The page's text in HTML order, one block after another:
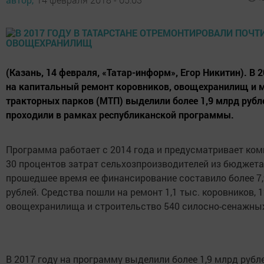
(Казань, 14 февраля, «Татар-информ», Егор Никитин). В
на капитальный ремонт коровников, овощехранилищ и
тракторных парков (МТП) выделили более 1,9 млрд
проходили в рамках республиканской программы.
Программа работает с 2014 года и предусматривает
30 процентов затрат сельхозпроизводителей из
прошедшее время ее финансирование составило более
рублей. Средства пошли на ремонт 1,1 тыс. коровников,
овощехранилища и строительство 540 силосно-
В 2017 году на программу выделили более 1,9 млрд